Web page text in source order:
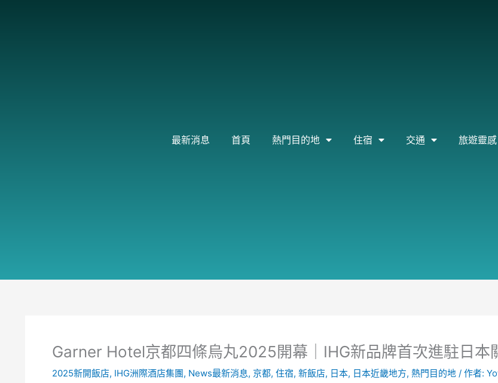
最新消息 首頁 熱門目的地 住宿 交通 旅遊靈感
Garner Hotel京都四條烏丸2025開幕｜IHG新品牌首次進駐日本
2025新開飯店, IHG洲際酒店集團, News最新消息, 京都, 住宿, 新飯店, 日本, 日本近畿地方, 熱門目的地 / 作者: